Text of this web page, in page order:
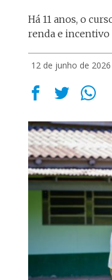
Há 11 anos, o
renda e incentivo
12 de junho de